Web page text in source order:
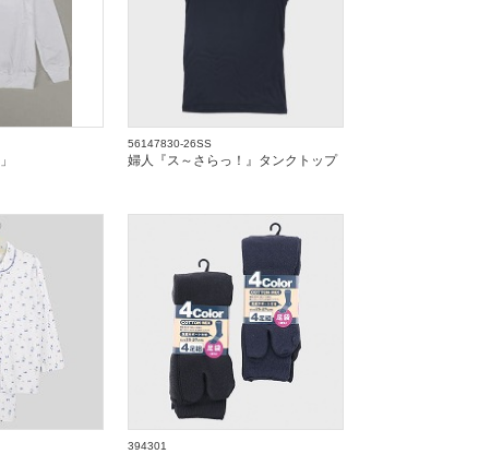
56147830-26SS
婦人『ス～さらっ！』タンクトップ
394301